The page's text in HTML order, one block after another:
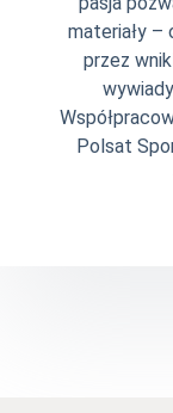
materiały –
przez
Polsat